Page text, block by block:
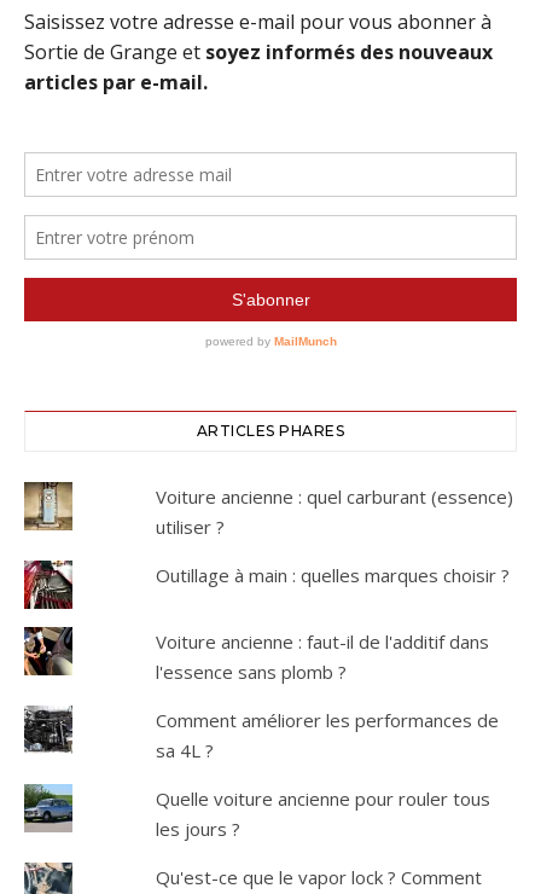
ARTICLES PHARES
Voiture ancienne : quel carburant (essence)
utiliser ?
Outillage à main : quelles marques choisir ?
Voiture ancienne : faut-il de l'additif dans
l'essence sans plomb ?
Comment améliorer les performances de
sa 4L ?
Quelle voiture ancienne pour rouler tous
les jours ?
Qu'est-ce que le vapor lock ? Comment